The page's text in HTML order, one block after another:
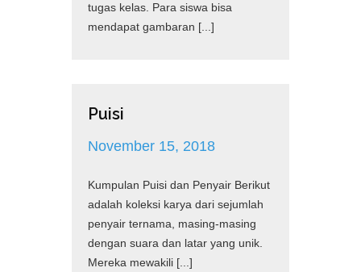
tugas kelas. Para siswa bisa
mendapat gambaran [...]
Puisi
November 15, 2018
Kumpulan Puisi dan Penyair Berikut
adalah koleksi karya dari sejumlah
penyair ternama, masing-masing
dengan suara dan latar yang unik.
Mereka mewakili [...]